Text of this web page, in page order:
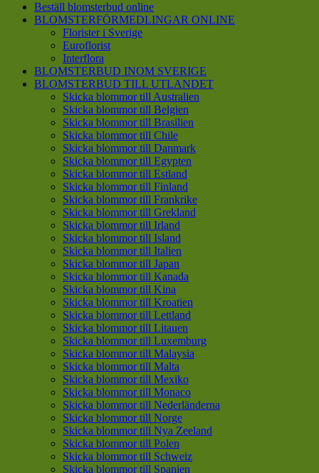
Beställ blomsterbud online
BLOMSTERFÖRMEDLINGAR ONLINE
Florister i Sverige
Euroflorist
Interflora
BLOMSTERBUD INOM SVERIGE
BLOMSTERBUD TILL UTLANDET
Skicka blommor till Australien
Skicka blommor till Belgien
Skicka blommor till Brasilien
Skicka blommor till Chile
Skicka blommor till Danmark
Skicka blommor till Egypten
Skicka blommor till Estland
Skicka blommor till Finland
Skicka blommor till Frankrike
Skicka blommor till Grekland
Skicka blommor till Irland
Skicka blommor till Island
Skicka blommor till Italien
Skicka blommor till Japan
Skicka blommor till Kanada
Skicka blommor till Kina
Skicka blommor till Kroatien
Skicka blommor till Lettland
Skicka blommor till Litauen
Skicka blommor till Luxemburg
Skicka blommor till Malaysia
Skicka blommor till Malta
Skicka blommor till Mexiko
Skicka blommor till Monaco
Skicka blommor till Nederländerna
Skicka blommor till Norge
Skicka blommor till Nya Zeeland
Skicka blommor till Polen
Skicka blommor till Schweiz
Skicka blommor till Spanien